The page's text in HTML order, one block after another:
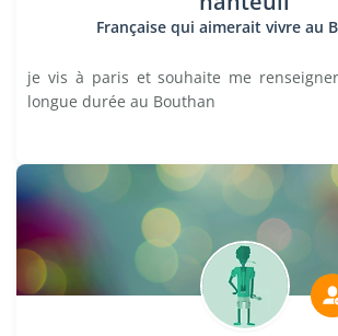
Française qui aimerait vivre au
je vis à paris et souhaite me
longue durée au Bouthan